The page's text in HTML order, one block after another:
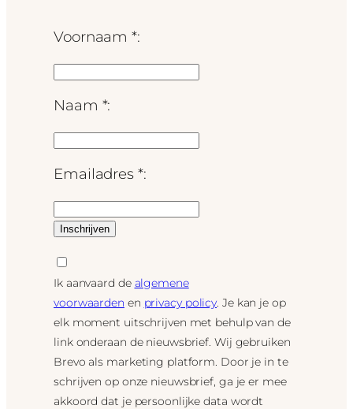
Voornaam *:
Naam *:
Emailadres *:
Ik aanvaard de algemene
voorwaarden en privacy policy . Je kan je op
elk moment uitschrijven met behulp van de
link onderaan de nieuwsbrief. Wij gebruiken
Brevo als marketing platform. Door je in te
schrijven op onze nieuwsbrief, ga je er mee
akkoord dat je persoonlijke data wordt